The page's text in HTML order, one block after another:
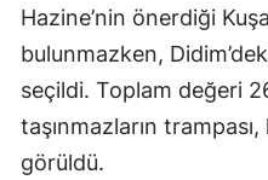
Hazine’nin önerdiği
bulunmazken,
seçildi. Toplam değeri
taşınmazların
görüldü.